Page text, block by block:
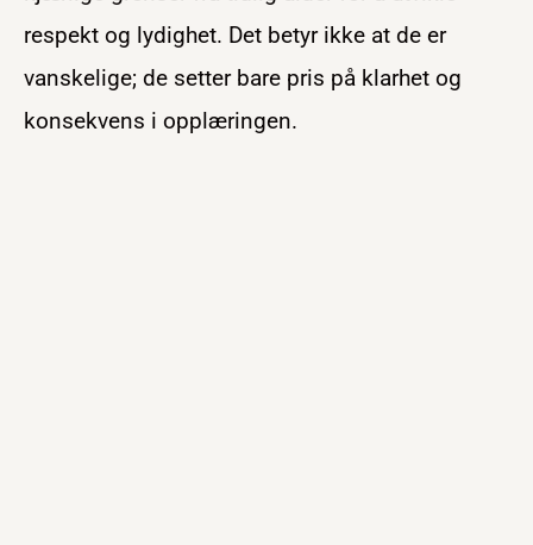
respekt og lydighet. Det betyr ikke at de er
vanskelige; de setter bare pris på klarhet og
konsekvens i opplæringen.